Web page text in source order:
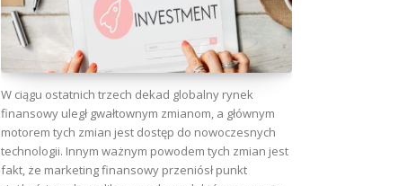
W ciągu ostatnich trzech dekad globalny rynek
finansowy uległ gwałtownym zmianom, a głównym
motorem tych zmian jest dostęp do nowoczesnych
technologii. Innym ważnym powodem tych zmian jest
fakt, że marketing finansowy przeniósł punkt